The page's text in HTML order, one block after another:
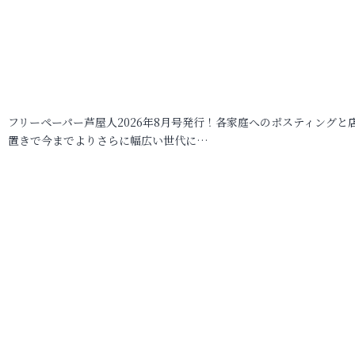
フリーペーパー芦屋人2026年8月号発行！各家庭へのポスティングと
置きで今までよりさらに幅広い世代に…